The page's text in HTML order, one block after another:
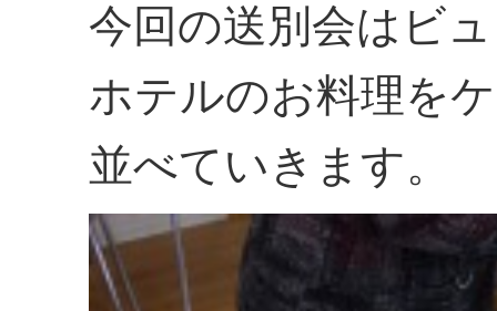
今回の送別会はビ
ホテルのお料理を
並べていきます。